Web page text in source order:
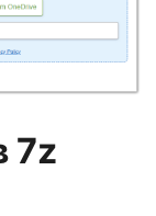
7z